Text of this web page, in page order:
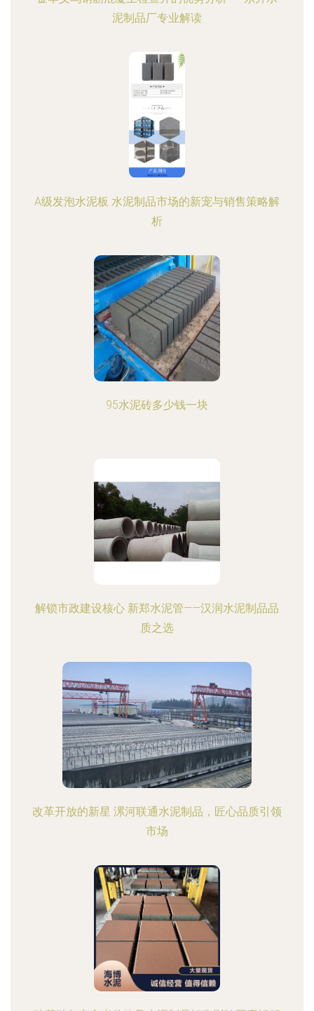
泥制品厂专业解读
A级发泡水泥板 水泥制品市场的新宠与销售策略解
析
95水泥砖多少钱一块
解锁市政建设核心 新郑水泥管——汉润水泥制品品
质之选
改革开放的新星 漯河联通水泥制品，匠心品质引领
市场